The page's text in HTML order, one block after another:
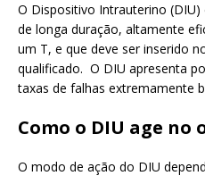
O Dispositivo Intrauterino
de longa duração, altamente
um T, e que deve ser inserido
qualificado. O DIU apresenta
taxas de falhas extremamente
Como o DIU age no
O modo de ação do DIU